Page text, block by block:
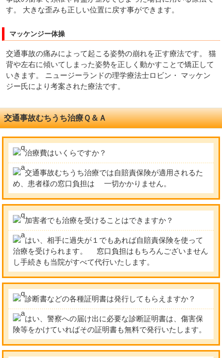
す。 大きな歪みも正しい位置に戻す事ができます。
マッケンジー体操
交通事故の痛みによって起こる姿勢の崩れを正す療法です。 猫
背や左右に傾いてしまった姿勢を正しく動かすことで矯正して
いきます。 ニュージーランドの理学療法士ロビン・ マッケン
ジー氏により考案された療法です。
交通事故むちうち治療Ｑ＆Ａ
治療費はいくらですか？
交通事故むちうち治療では自賠責保険が適用されるた
め、患者様の窓口負担は 一切かかりません。
加害者でも治療を受けることはできますか？
はい、相手に過失が１でもあれば自賠責保険を使って
治療を受けられます。 窓口負担はもちろんございません
し手続きも当院がすべて代行いたします。
診断書などの各種証明書は発行してもらえますか？
はい、警察への届け出に必要な診断証明書は、傷害保
険等をかけていればその証明書も無料で発行いたします。